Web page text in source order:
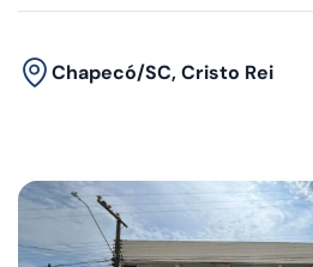
Chapecó/SC, Cristo Rei